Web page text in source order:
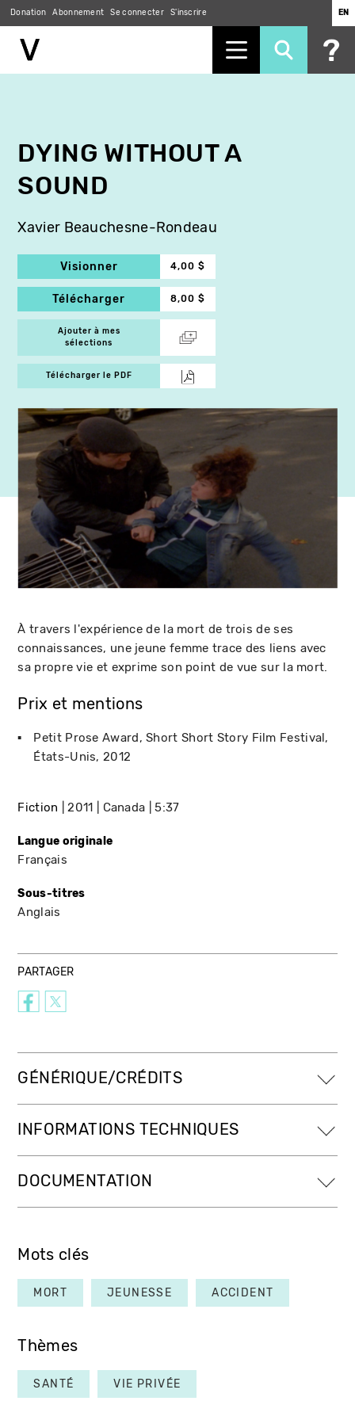
Donation Abonnement Se connecter S'inscrire EN
DYING WITHOUT A
SOUND
Xavier Beauchesne-Rondeau
Visionner 4,00 $
Télécharger 8,00 $
Ajouter à mes
sélections
Télécharger le PDF
À travers l'expérience de la mort de trois de ses
connaissances, une jeune femme trace des liens avec
sa propre vie et exprime son point de vue sur la mort.
Prix et mentions
Petit Prose Award Short Short Story Film Festival
États-Unis 2012
Fiction 2011 Canada 5:37
Langue originale
Français
Sous-titres
Anglais
PARTAGER
GÉNÉRIQUE/CRÉDITS
INFORMATIONS TECHNIQUES
DOCUMENTATION
Mots clés
MORT JEUNESSE ACCIDENT
Thèmes
SANTÉ VIE PRIVÉE